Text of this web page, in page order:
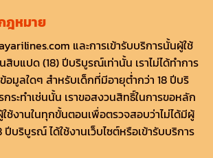
ฎหมาย
และการเข้ารับบริการนั้นผู้ใช้
สิบแปด (18) ปีบริบูรณ์เท่านั้น เราไม่ได้ทำการ
อมูลใดๆ สำหรับเด็กที่มีอายุต่ำกว่า 18 ปีบริ
ระทำเช่นนั้น เราขอสงวนสิทธิ์ในการขอหลัก
ช้งานในทุกขั้นตอนเพื่อตรวจสอบว่าไม่ได้มีผู้
ปีบริบูรณ์ ได้ใช้งานเว็บไซต์หรือเข้ารับบริการ